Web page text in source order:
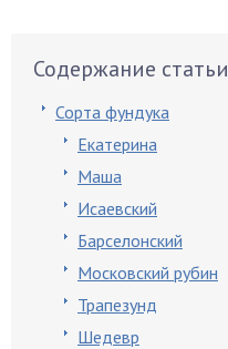
Содержание статьи
Сорта фундука
Екатерина
Маша
Исаевский
Барселонский
Московский рубин
Трапезунд
Шедевр